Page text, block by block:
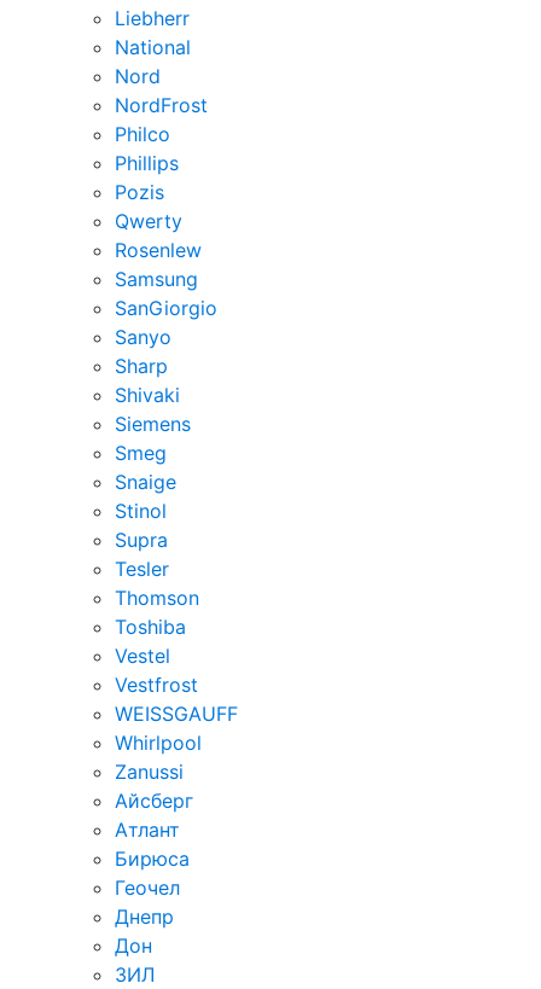
Liebherr
National
Nord
NordFrost
Philco
Phillips
Pozis
Qwerty
Rosenlew
Samsung
SanGiorgio
Sanyo
Sharp
Shivaki
Siemens
Smeg
Snaige
Stinol
Supra
Tesler
Thomson
Toshiba
Vestel
Vestfrost
WEISSGAUFF
Whirlpool
Zanussi
Айсберг
Атлант
Бирюса
Геочел
Днепр
Дон
ЗИЛ